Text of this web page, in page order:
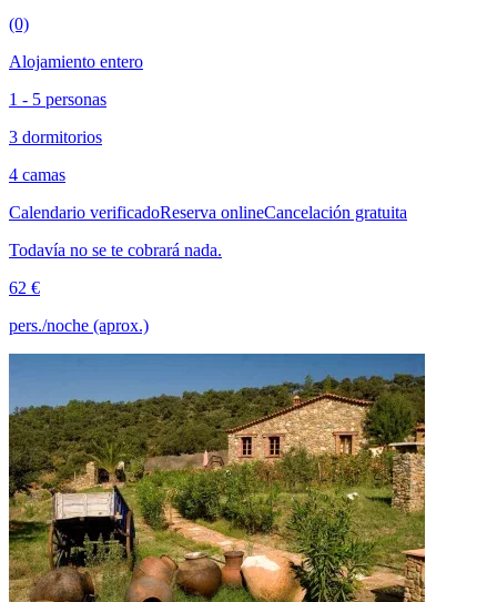
(0)
Alojamiento entero
1 - 5 personas
3 dormitorios
4 camas
Calendario verificadoReserva onlineCancelación gratuita
Todavía no se te cobrará nada.
62 €
pers./noche (aprox.)